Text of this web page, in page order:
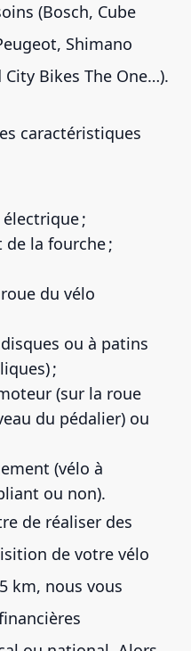
(Bosch, Cube
Shimano
Bikes The One…).
caractéristiques
;
la fourche ;
du vélo
ou à patins
;
(sur la roue
du pédalier) ou
(vélo à
ou non).
de réaliser des
de votre vélo
km, nous vous